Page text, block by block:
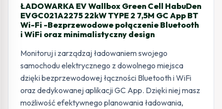
ŁADOWARKA EV Wallbox Green Cell HabuDen
EVGC021A2275 22kW TYPE 2 7,5M GC App BT
Wi-Fi -Bezprzewodowe połączenie Bluetooth
i WiFi oraz minimalistyczny design
Monitoruj i zarządzaj ładowaniem swojego
samochodu elektrycznego z dowolnego miejsca
dzięki bezprzewodowej łączności Bluetooth i WiFi
oraz dedykowanej aplikacji GC App. Dzięki niej masz
możliwość efektywnego planowania ładowania,